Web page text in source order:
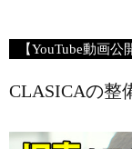
【YouTube動画公
CLASICAの整